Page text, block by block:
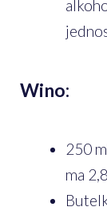
Wino:
250
ma